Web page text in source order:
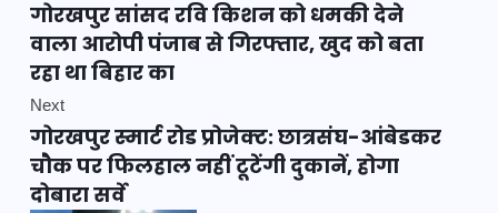
गोरखपुर सांसद रवि किशन को धमकी देने
वाला आरोपी पंजाब से गिरफ्तार, खुद को बता
रहा था बिहार का
Next
गोरखपुर स्मार्ट रोड प्रोजेक्ट: छात्रसंघ-आंबेडकर
चौक पर फिलहाल नहीं टूटेंगी दुकानें, होगा
दोबारा सर्वे